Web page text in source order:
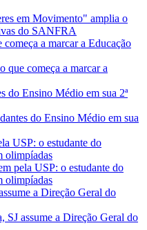
em Movimento" amplia o
do SANFRA
que começa a marcar a
do Ensino Médio em sua
pela USP: o estudante do
olimpíadas
SJ assume a Direção Geral do